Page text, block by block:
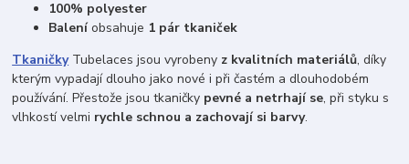
100% polyester
Baleníobsahuje 1 pár tkaniček
TkaničkyTubelaces jsou vyrobeny z kvalitních materiálů, díky
kterým vypadají dlouho jako nové i při častém a dlouhodobém
používání. Přestože jsou tkaničky pevné a netrhají se, při styku s
vlhkostí velmi rychle schnou a zachovají si barvy.